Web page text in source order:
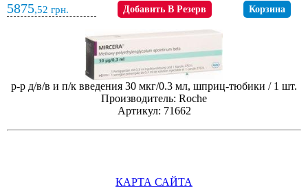
5875,52 грн. Добавить В Резерв Корзина
р-р д/в/в и п/к введения 30 мкг/0.3 мл, шприц-тюбики / 1 шт.
Производитель: Roche
Артикул: 71662
КАРТА САЙТА